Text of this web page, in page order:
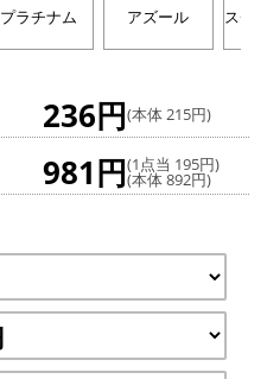
プラチナム アズール スチ
236円(本体 215円)
981円(1点当 195円)
(本体 892円)